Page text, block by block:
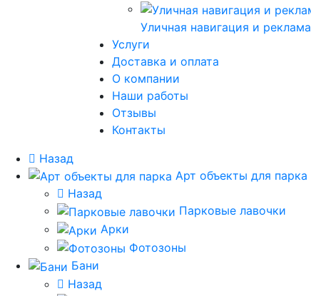
Уличная навигация и реклама
Услуги
Доставка и оплата
О компании
Наши работы
Отзывы
Контакты
Назад
Арт объекты для парка
Назад
Парковые лавочки
Арки
Фотозоны
Бани
Назад